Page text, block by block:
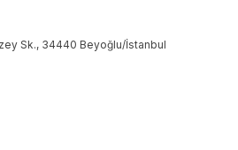
Sk., 34440 Beyoğlu/İstanbul